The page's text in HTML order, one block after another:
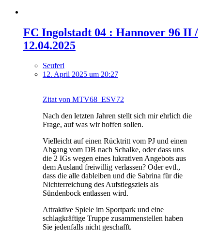
FC Ingolstadt 04 : Hannover 96 II /
12.04.2025
Seuferl
12. April 2025 um 20:27
Zitat von MTV68_ESV72
Nach den letzten Jahren stellt sich mir ehrlich die
Frage, auf was wir hoffen sollen.
Vielleicht auf einen Rücktritt vom PJ und einen
Abgang vom DB nach Schalke, oder dass uns
die 2 IGs wegen eines lukrativen Angebots aus
dem Ausland freiwillig verlassen? Oder evtl.,
dass die alle dableiben und die Sabrina für die
Nichterreichung des Aufstiegsziels als
Sündenbock entlassen wird.
Attraktive Spiele im Sportpark und eine
schlagkräftige Truppe zusammenstellen haben
Sie jedenfalls nicht geschafft.